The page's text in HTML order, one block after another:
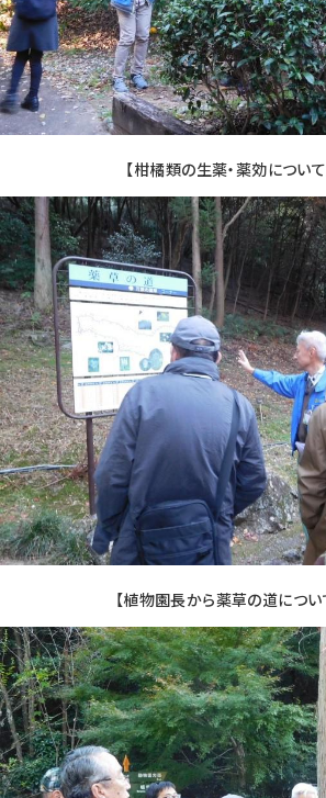
【柑橘類の生薬・薬効につい
【植物園長から薬草の道につい